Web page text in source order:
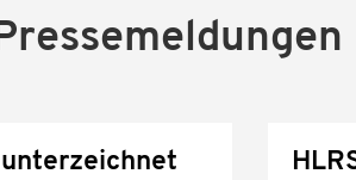
unterzeichnet